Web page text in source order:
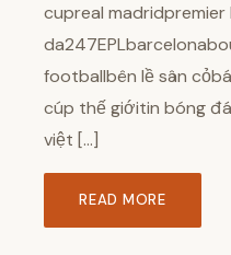
cupreal
footballbên lề sân
cúp thế giớitin bóng
việt […]
READ MORE